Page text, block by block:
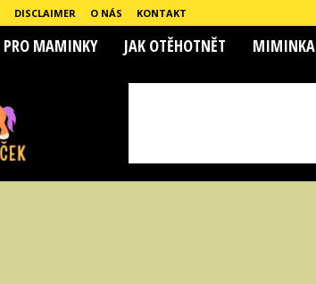
DISCLAIMER O NÁS KONTAKT
PRO MAMINKY JAK OTĚHOTNĚT MIMINKA